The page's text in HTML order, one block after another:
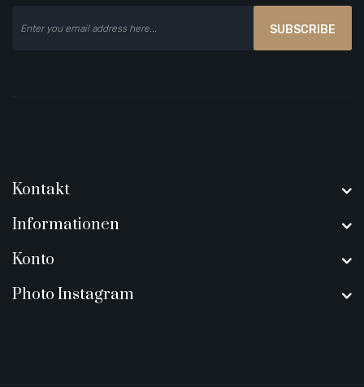
SUBSCRIBE
Kontakt
Informationen
Konto
Photo Instagram